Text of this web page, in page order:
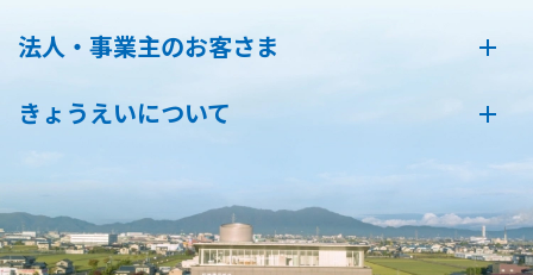
法人・事業主のお客さま
きょうえいについて